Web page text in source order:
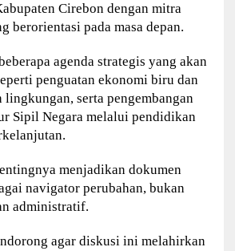
Cirebon dengan mitra
berorientasi pada masa depan.
agenda strategis yang akan
penguatan ekonomi biru dan
lingkungan, serta pengembangan
Sipil Negara melalui pendidikan
menjadikan dokumen
navigator perubahan, bukan
administratif.
agar diskusi ini melahirkan